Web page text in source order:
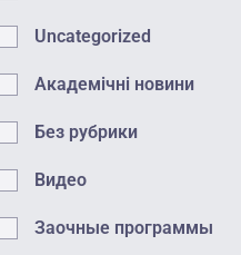
Uncategorized
Академічні новини
Без рубрики
Видео
Заочные программы